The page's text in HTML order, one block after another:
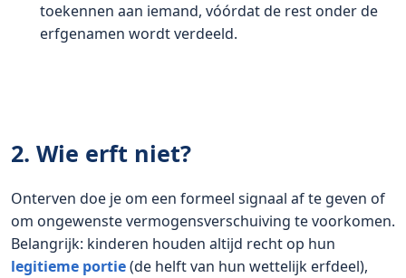
toekennen aan iemand, vóórdat de rest onder de
erfgenamen wordt verdeeld.
2. Wie erft niet?
Onterven doe je om een formeel signaal af te geven of
om ongewenste vermogensverschuiving te voorkomen.
Belangrijk: kinderen houden altijd recht op hun
legitieme portie(de helft van hun wettelijk erfdeel),